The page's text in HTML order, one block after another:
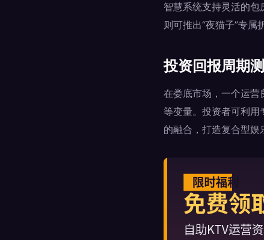
智慧系统支持灵活的
则可推出“夜猫子”专
投资回报周期
在娄底市场，一个运
等变量。投资者可利
的融合，打造复合型娱